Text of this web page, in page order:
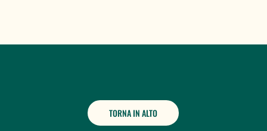
TORNA IN ALTO